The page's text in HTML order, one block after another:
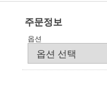
주문정보
옵션